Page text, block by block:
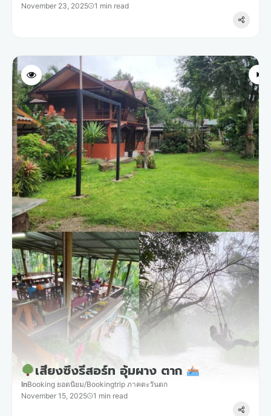
November 23, 2025
1 min read
เสียงซึงรีสอร์ท อุ้มผาง ตาก
InBooking ยอดนิยม/Bookingtrip ภาคตะวันตก
November 15, 2025
1 min read